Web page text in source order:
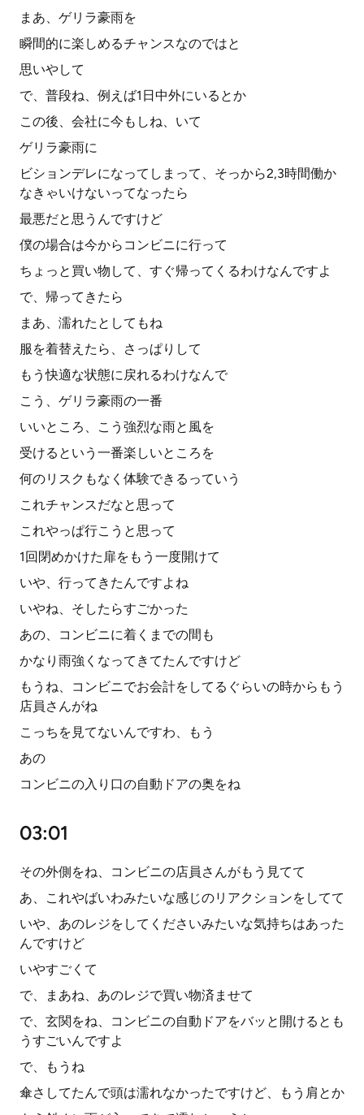
まあ、ゲリラ豪雨を
瞬間的に楽しめるチャンスなのではと
思いやして
で、普段ね、例えば1日中外にいるとか
この後、会社に今もしね、いて
ゲリラ豪雨に
ビションデレになってしまって、そっから2,3時間働か
なきゃいけないってなったら
最悪だと思うんですけど
僕の場合は今からコンビニに行って
ちょっと買い物して、すぐ帰ってくるわけなんですよ
で、帰ってきたら
まあ、濡れたとしてもね
服を着替えたら、さっぱりして
もう快適な状態に戻れるわけなんで
こう、ゲリラ豪雨の一番
いいところ、こう強烈な雨と風を
受けるという一番楽しいところを
何のリスクもなく体験できるっていう
これチャンスだなと思って
これやっぱ行こうと思って
1回閉めかけた扉をもう一度開けて
いや、行ってきたんですよね
いやね、そしたらすごかった
あの、コンビニに着くまでの間も
かなり雨強くなってきてたんですけど
もうね、コンビニでお会計をしてるぐらいの時からもう
店員さんがね
こっちを見てないんですわ、もう
あの
コンビニの入り口の自動ドアの奥をね
03:01
その外側をね、コンビニの店員さんがもう見てて
あ、これやばいわみたいな感じのリアクションをしてて
いや、あのレジをしてくださいみたいな気持ちはあった
んですけど
いやすごくて
で、まあね、あのレジで買い物済ませて
で、玄関をね、コンビニの自動ドアをバッと開けるとも
うすごいんですよ
で、もうね
傘さしてたんで頭は濡れなかったですけど、もう肩とか